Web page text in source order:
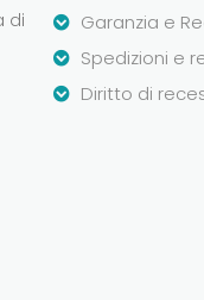
di
Garanzia e
Spedizioni e
Diritto di